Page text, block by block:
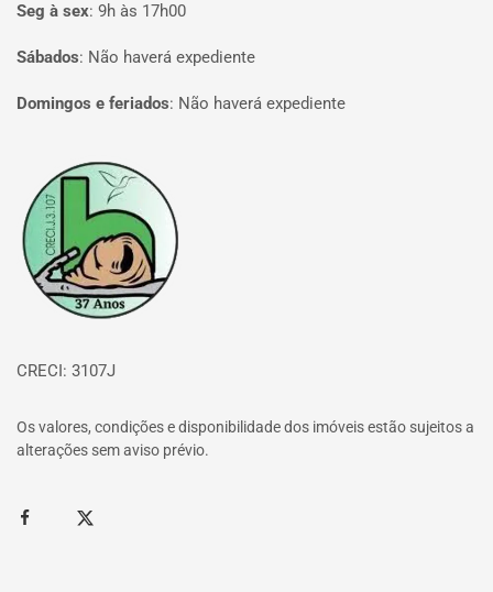
Seg à sex: 9h às 17h00
Sábados: Não haverá expediente
Domingos e feriados: Não haverá expediente
Página inicial
CRECI: 3107J
Os valores, condições e disponibilidade dos imóveis estão sujeitos a
alterações sem aviso prévio.
FacebookTwitter